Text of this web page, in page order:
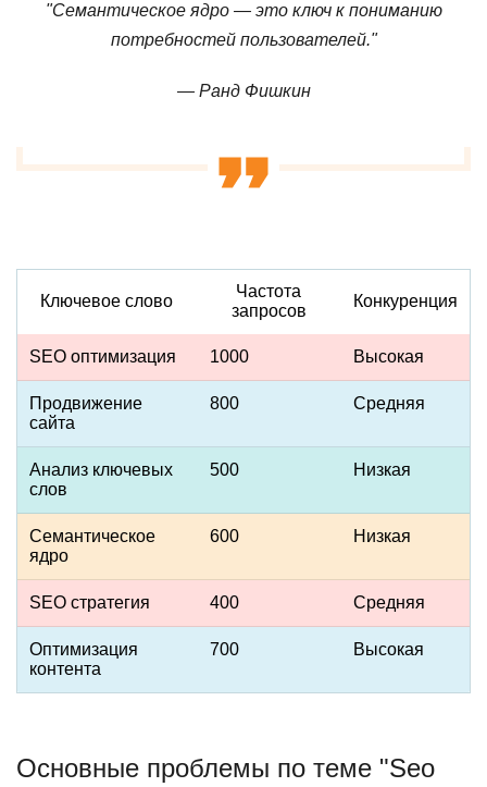
"Семантическое ядро — это ключ к пониманию
потребностей пользователей."
— Ранд Фишкин
Ключевое слово
Частота
запросов
Конкуренция
SEO оптимизация 1000 Высокая
Продвижение
сайта
800 Средняя
Анализ ключевых
слов
500 Низкая
Семантическое
ядро
600 Низкая
SEO стратегия 400 Средняя
Оптимизация
контента
700 Высокая
Основные проблемы по теме "Seo